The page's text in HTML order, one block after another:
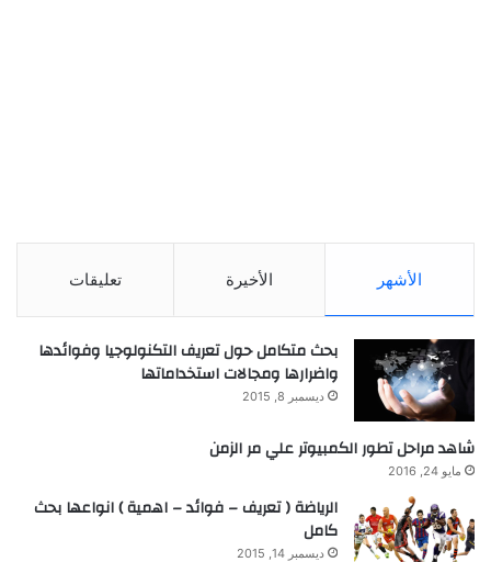
الأشهر الأخيرة تعليقات
بحث متكامل حول تعريف التكنولوجيا وفوائدها
واضرارها ومجالات استخداماتها
ديسمبر 8, 2015
شاهد مراحل تطور الكمبيوتر علي مر الزمن
مايو 24, 2016
الرياضة ( تعريف – فوائد – اهمية ) انواعها بحث
كامل
ديسمبر 14, 2015